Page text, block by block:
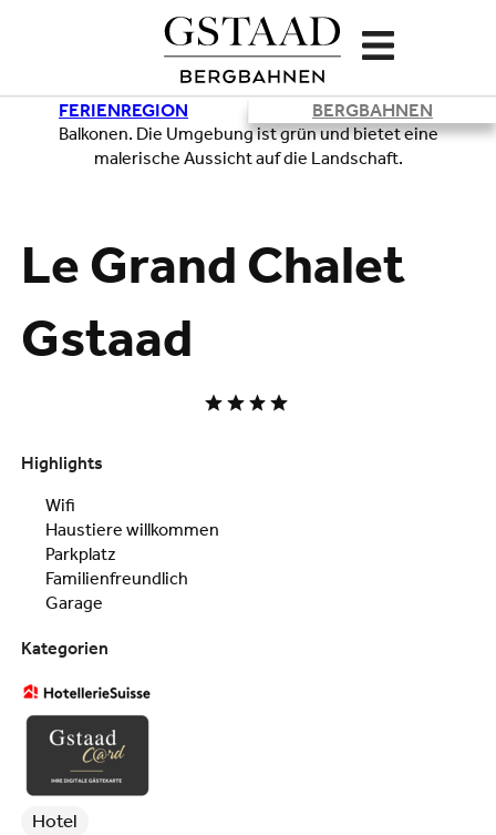
FERIENREGION BERGBAHNEN
Le Grand Chalet
Gstaad
Highlights
Wifi
Haustiere willkommen
Parkplatz
Familienfreundlich
Garage
Kategorien
Hotel